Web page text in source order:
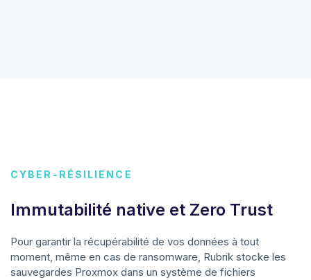
CYBER-RÉSILIENCE
Immutabilité native et Zero Trust
Pour garantir la récupérabilité de vos données à tout
moment, même en cas de ransomware, Rubrik stocke les
sauvegardes Proxmox dans un système de fichiers